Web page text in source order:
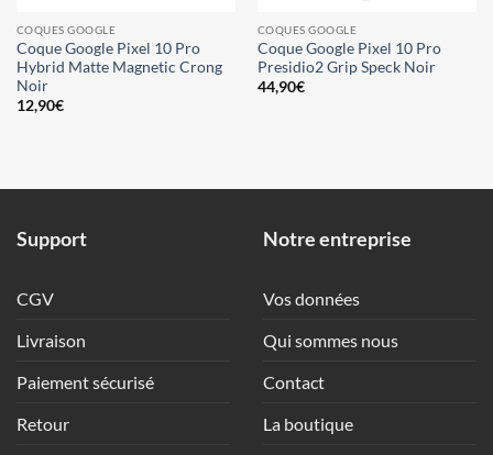
COQUES GOOGLE
Coque Google Pixel 10 Pro
Hybrid Matte Magnetic Crong
Noir
12,90€
COQUES GOOGLE
Coque Google Pixel 10 Pro
Presidio2 Grip Speck Noir
44,90€
Support
CGV
Livraison
Paiement sécurisé
Retour
Notre entreprise
Vos données
Qui sommes nous
Contact
La boutique